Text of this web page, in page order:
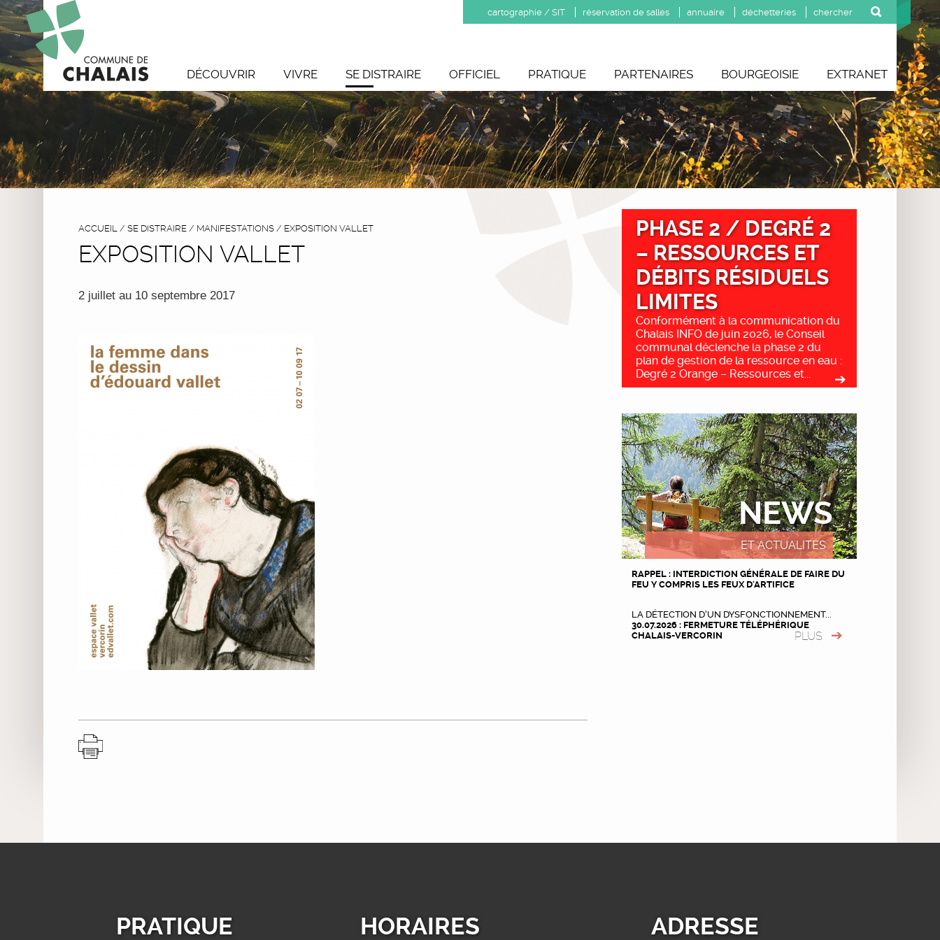
cartographie / SIT réservation de salles annuaire déchetteries
DÉCOUVRIR VIVRE SE DISTRAIRE OFFICIEL PRATIQUE PARTENAIRES BOURGEOISIE EXTRANET
ACCUEIL / SE DISTRAIRE / MANIFESTATIONS / EXPOSITION VALLET
EXPOSITION VALLET
2 juillet au 10 septembre 2017
PHASE 2 / DEGRÉ 2
– RESSOURCES ET
DÉBITS RÉSIDUELS
LIMITES
Conformément à la communication du
Chalais INFO de juin 2026, le Conseil
communal déclenche la phase 2 du
plan de gestion de la ressource en eau :
Degré 2 Orange – Ressources et...
NEWS
ET ACTUALITÉS
RAPPEL : INTERDICTION GÉNÉRALE DE FAIRE DU
FEU Y COMPRIS LES FEUX D'ARTIFICE
LA DÉTECTION D’UN DYSFONCTIONNEMENT...
30.07.2026 : FERMETURE TÉLÉPHÉRIQUE
CHALAIS-VERCORIN
PLUS
PRATIQUE HORAIRES ADRESSE